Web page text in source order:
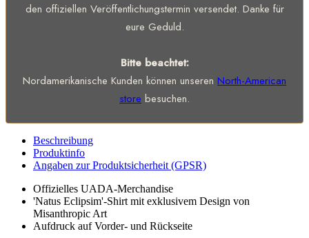
den offiziellen Veröffentlichungstermin versendet. Danke für
eure Geduld.
Bitte beachtet:
Nordamerikanische Kunden können unseren North-American
store besuchen.
Beschreibung
Produktinfo
Angaben zur Produktsicherheit (GPSR)
Offizielles UADA-Merchandise
'Natus Eclipsim'-Shirt mit exklusivem Design von
Misanthropic Art
Aufdruck auf Vorder- und Rückseite